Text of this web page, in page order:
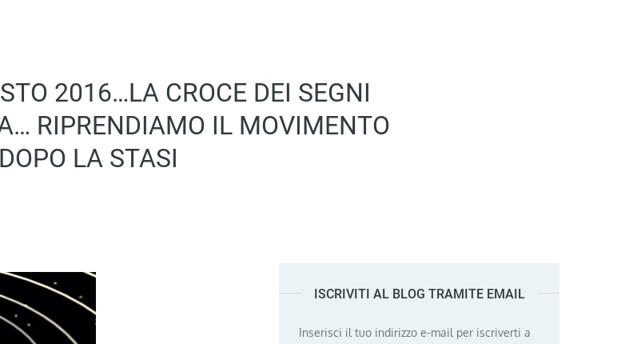
2016…LA CROCE DEI SEGNI
RIPRENDIAMO IL MOVIMENTO
DOPO LA STASI
ISCRIVITI AL BLOG TRAMITE EMAIL
Inserisci il tuo indirizzo e-mail per iscriverti a